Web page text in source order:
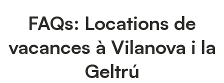
FAQs: Locations de
vacances à Vilanova i la
Geltrú